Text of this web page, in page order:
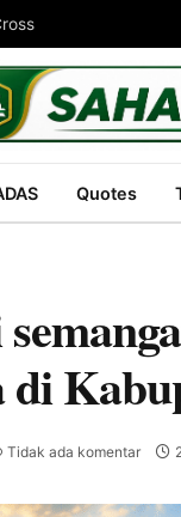
Quotes
Tidak ada komentar